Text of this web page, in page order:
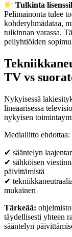
Tulkinta
Pelimainonta tulee
kohderyhmädataa,
tulkinnan varassa.
peliyhtiöiden
TV vs
Nykyisessä
lineaarisessa
nykyisen
Medialiitto ehdottaa:
✔ sääntelyn
✔ sähköisen
päivittämistä
✔
mukainen
Tärkeää:
täydellisesti yhteen
sääntelyn